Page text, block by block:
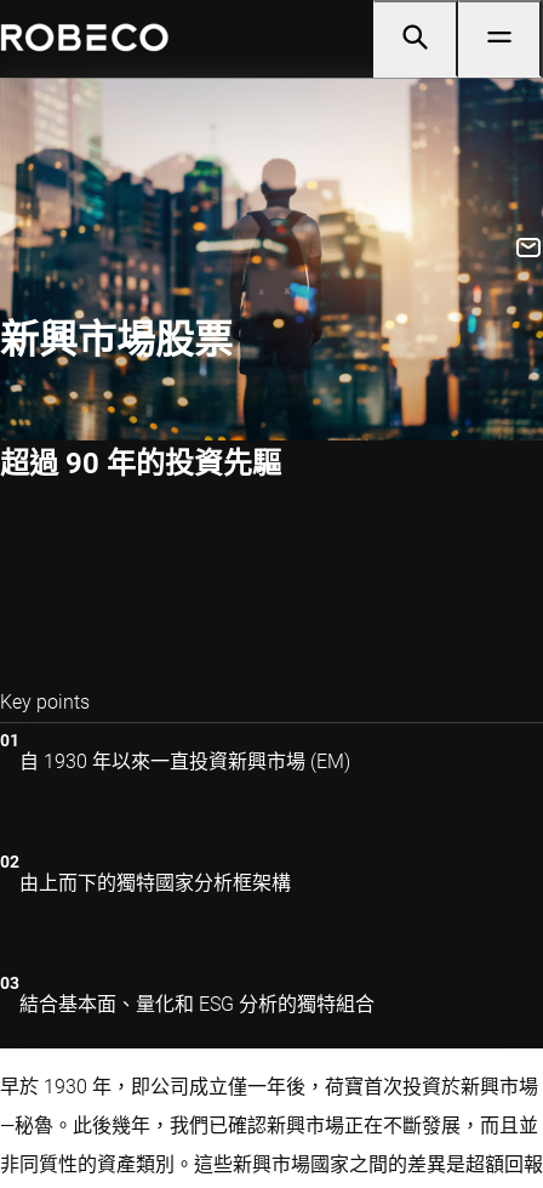
新興市場股票
超過 90 年的投資先驅
Key points
自 1930 年以來一直投資新興市場 (EM)
由上而下的獨特國家分析框架構
結合基本面、量化和 ESG 分析的獨特組合
早於 1930 年，即公司成立僅一年後，荷寶首次投資於新興市場
—秘魯。此後幾年，我們已確認新興市場正在不斷發展，而且並
非同質性的資產類別。這些新興市場國家之間的差異是超額回報